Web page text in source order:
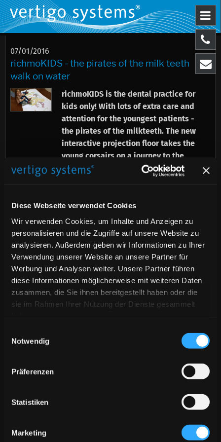
Diese Webseite verwendet Cookies
Wir verwenden Cookies, um Inhalte und Anzeigen zu
personalisieren und die Zugriffe auf unsere Website zu
analysieren. Außerdem geben wir Informationen zu Ihrer
Verwendung unserer Website an unsere Partner für
Werbung und Analysen weiter. Unsere Partner führen
diese Informationen möglicherweise mit weiteren Daten
zusammen, die Sie ihnen bereitgestellt haben oder die
sie im Rahmen Ihrer Nutzung der Dienste gesammelt
Notwendig
Präferenzen
Statistiken
Marketing
07/01/2016
richmoKIDS - the pirates of the milk teeth
walk on water
richmoKIDS is the dental practice for
kids only! With lots of extra care and
attention for the youngest patients -
the pirates of the milkteeth. The new
interactive projection floor takes the
young corsairs on a journey to the
Caribbean.
>living surface< is fun for young and old.